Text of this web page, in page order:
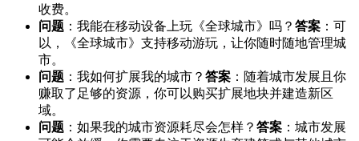
收费。
问题 ：我能在移动设备上玩《全球城市》吗？ 答案 ：可
以，《全球城市》支持移动游玩，让你随时随地管理城
市。
问题 ：我如何扩展我的城市？ 答案 ：随着城市发展且你
赚取了足够的资源，你可以购买扩展地块并建造新区
域。
问题 ：如果我的城市资源耗尽会怎样？ 答案 ：城市发展